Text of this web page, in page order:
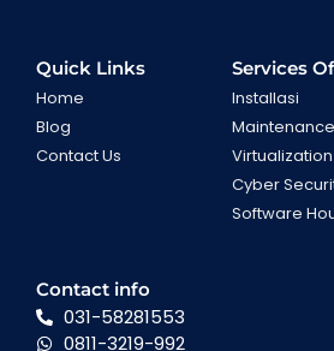
Quick Links
Home
Blog
Contact Us
Services
Installasi
Maintenance
Virtualization
Cyber
Software
Contact info
031-58281553
0811-3219-992